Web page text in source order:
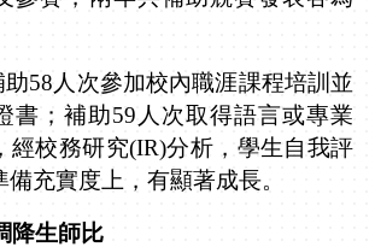
助58 人次參加校內職涯課程培訓並
書；補助59 人次取得語言或專業
經校務研究(IR)分析，學生自我評
充實度上，有顯著成長。
降生師比